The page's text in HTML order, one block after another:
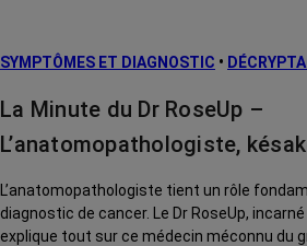
SYMPTÔMES ET DIAGNOSTIC •
La Minute du Dr RoseUp –
L’anatomopathologiste,
L’anatomopathologiste tient un rôle
diagnostic de cancer. Le Dr RoseUp,
explique tout sur ce médecin méconnu du grand public